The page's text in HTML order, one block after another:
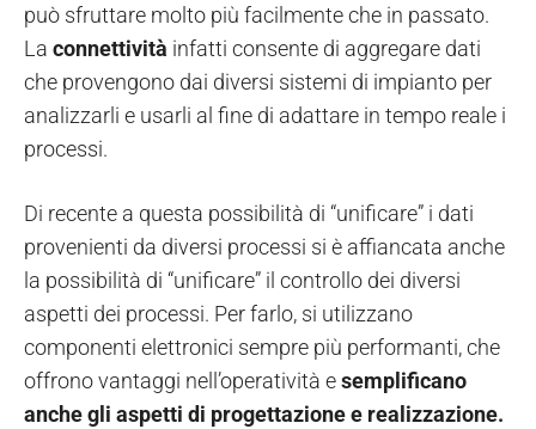
può sfruttare molto più facilmente che in passato.
La connettività infatti consente di aggregare dati
che provengono dai diversi sistemi di impianto per
analizzarli e usarli al fine di adattare in tempo reale i
processi.
Di recente a questa possibilità di “unificare” i dati
provenienti da diversi processi si è affiancata anche
la possibilità di “unificare” il controllo dei diversi
aspetti dei processi. Per farlo, si utilizzano
componenti elettronici sempre più performanti, che
offrono vantaggi nell’operatività esemplificano
anche gli aspetti di progettazione e realizzazione.